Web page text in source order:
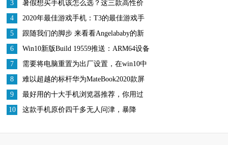
3
暑假想买手机该怎么选？这三款高性价
比旗舰机是真香
4
2020年最佳游戏手机：T3的最佳游戏手
机精选
5
跟随我们的脚步 来看看Angelababy的新
手机—美图T9
6
Win10新版Build 19559推送：ARM64设备
支持Hyper-V、修复中文输入法和绿屏
BUG
7
需要将电脑重置为出厂设置，在win10中
这样操作就行了
8
难以超越的标杆华为MateBook2020款屏
幕深度解析
9
最好用的十大手机浏览器推荐，你用过
哪个？
10
这款手机原价四千多无人问津，暴降